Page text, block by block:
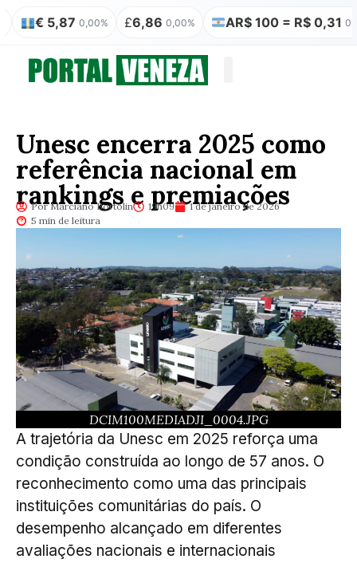
0,00% £ 6,86 0,00% AR$ 100 = R$ 0,31 0,00% ₿
Unesc encerra 2025 como
referência nacional em
rankings e premiações
Por Marciano Bortolin 19h09
1 de janeiro de 2026
5 min de leitura
DCIM100MEDIADJI_0004.JPG
A trajetória da Unesc em 2025 reforça uma
condição construída ao longo de 57 anos. O
reconhecimento como uma das principais
instituições comunitárias do país. O
desempenho alcançado em diferentes
avaliações nacionais e internacionais